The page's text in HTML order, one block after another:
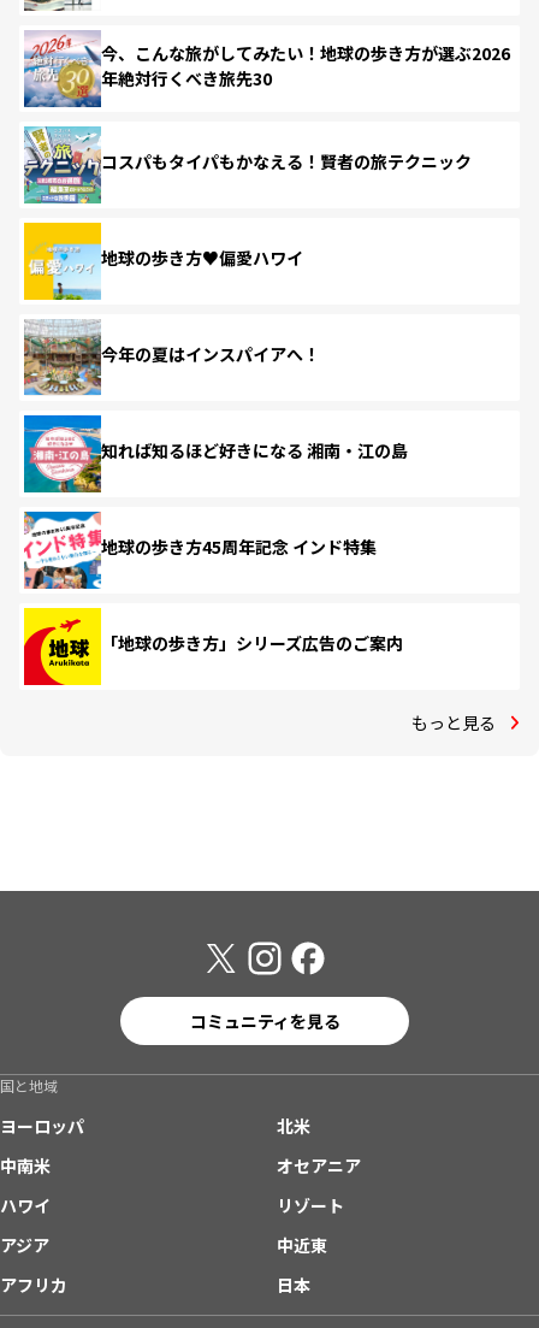
今、こんな旅がしてみたい！地球の歩き方が選ぶ2026
年絶対行くべき旅先30
コスパもタイパもかなえる！賢者の旅テクニック
地球の歩き方♥偏愛ハワイ
今年の夏はインスパイアへ！
知れば知るほど好きになる 湘南・江の島
地球の歩き方45周年記念 インド特集
「地球の歩き方」シリーズ広告のご案内
もっと見る
コミュニティを見る
国と地域
ヨーロッパ
北米
中南米
オセアニア
ハワイ
リゾート
アジア
中近東
アフリカ
日本